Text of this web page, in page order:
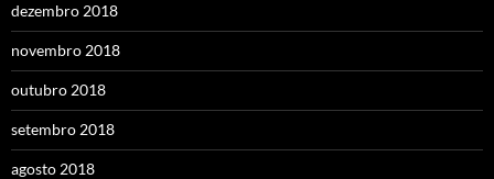
dezembro 2018
novembro 2018
outubro 2018
setembro 2018
agosto 2018